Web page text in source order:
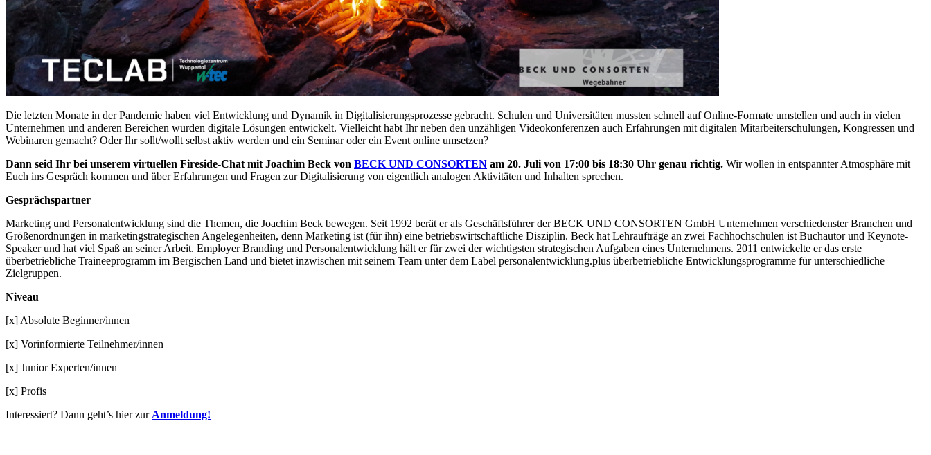
Die letzten Monate in der Pandemie haben viel Entwicklung und Dynamik in Digitalisierungsprozesse gebracht. Schulen und Universitäten mussten schnell auf Online-Formate umstellen und auch in vielen
Unternehmen und anderen Bereichen wurden digitale Lösungen entwickelt. Vielleicht habt Ihr neben den unzähligen Videokonferenzen auch Erfahrungen mit digitalen Mitarbeiterschulungen, Kongressen und
Webinaren gemacht? Oder Ihr sollt/wollt selbst aktiv werden und ein Seminar oder ein Event online umsetzen?
Dann seid Ihr bei unserem virtuellen Fireside-Chat mit Joachim Beck von BECK UND CONSORTEN am 20. Juli von 17:00 bis 18:30 Uhr genau richtig. Wir wollen in entspannter Atmosphäre mit
Euch ins Gespräch kommen und über Erfahrungen und Fragen zur Digitalisierung von eigentlich analogen Aktivitäten und Inhalten sprechen.
Gesprächspartner
Marketing und Personalentwicklung sind die Themen, die Joachim Beck bewegen. Seit 1992 berät er als Geschäftsführer der BECK UND CONSORTEN GmbH Unternehmen verschiedenster Branchen und
Größenordnungen in marketingstrategischen Angelegenheiten, denn Marketing ist (für ihn) eine betriebswirtschaftliche Disziplin. Beck hat Lehraufträge an zwei Fachhochschulen ist Buchautor und Keynote-
Speaker und hat viel Spaß an seiner Arbeit. Employer Branding und Personalentwicklung hält er für zwei der wichtigsten strategischen Aufgaben eines Unternehmens. 2011 entwickelte er das erste
überbetriebliche Traineeprogramm im Bergischen Land und bietet inzwischen mit seinem Team unter dem Label personalentwicklung.plus überbetriebliche Entwicklungsprogramme für unterschiedliche
Zielgruppen.
Niveau
[x] Absolute Beginner/innen
[x] Vorinformierte Teilnehmer/innen
[x] Junior Experten/innen
[x] Profis
Interessiert? Dann geht’s hier zur Anmeldung!